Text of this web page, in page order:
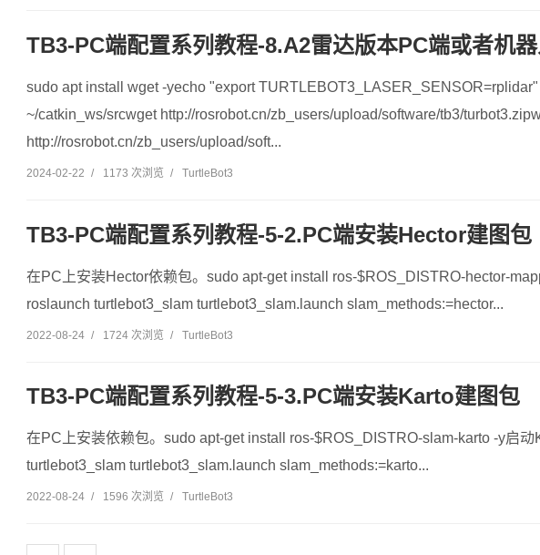
TB3-PC端配置系列教程-8.A2雷达版本PC端或者机
sudo apt install wget -yecho "export
~/catkin_ws/srcwget http://rosrobot.cn/zb_users/upload/software/tb3/
http://rosrobot.cn/zb_users/upload/soft...
2024-02-22 / 1173 次浏览 / TurtleBot3
TB3-PC端配置系列教程-5-2.PC端安装Hector建图包
在PC上安装Hector依赖包。sudo apt-get install ros-$ROS_DISTRO-hector-
roslaunch turtlebot3_slam turtlebot3_slam.launch slam_methods:=hector...
2022-08-24 / 1724 次浏览 / TurtleBot3
TB3-PC端配置系列教程-5-3.PC端安装Karto建图包
在PC上安装依赖包。sudo apt-get install ros-$ROS_DISTRO-slam-karto -y启
turtlebot3_slam turtlebot3_slam.launch slam_methods:=karto...
2022-08-24 / 1596 次浏览 / TurtleBot3